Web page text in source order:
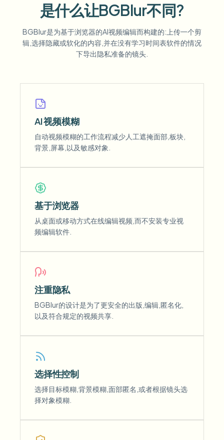
是什么让BGBlur不同?
BGBlur是为基于浏览器的AI视频编辑而构建的:上传一个剪
辑,选择隐藏或软化的内容,并在没有学习时间表软件的情况
下导出隐私准备的镜头.
AI 视频模糊
自动视频模糊的工作流程减少人工遮掩面部,板块,
背景,屏幕,以及敏感对象.
基于浏览器
从桌面或移动方式在线编辑视频,而不安装专业视
频编辑软件.
注重隐私
BGBlur的设计是为了更安全的出版,编辑,匿名化,
以及符合规定的视频共享.
选择性控制
选择目标模糊,背景模糊,面部匿名,或者根据镜头选
择对象模糊.